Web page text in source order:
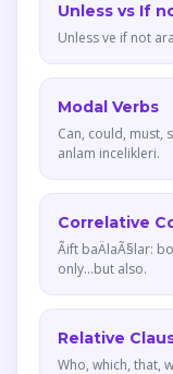
Unless vs If
Unless ve if not
Modal Verbs
Can, could, must,
anlam incelikleri.
Correlative
Ãift baÄlaÃ§lar:
only...but also.
Relative
Who, which, that,